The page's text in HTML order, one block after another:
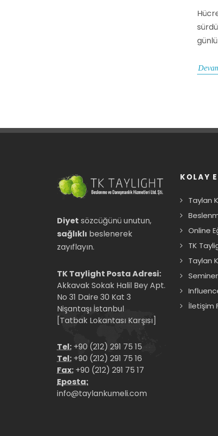
Diyet sözcüğünü unutun,
sağlıklı beslenerek
zayıflayın.
TK Taylight Posta Adresi:
Akkavak Sokak Halil Bey Apt.
No 31 Daire 30 Kat 3
Nişantaşı İstanbul
[Tatbak Lokantası Karşısı]
Tel: +90 (212) 291 75 15
Tel: +90 (212) 291 75 16
Fax: +90 (212) 291 75 17
Eposta:
info@taylankumeli.com
KOLAY
Taylan
Online
TK
Taylan
İletişim